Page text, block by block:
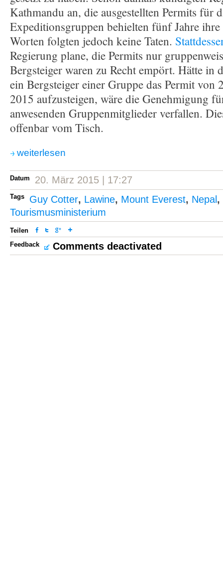
Kathmandu an, die ausgestellten Permits für
Expeditionsgruppen behielten fünf Jahre
Worten folgten jedoch keine Taten.
Regierung plane, die Permits nur
Bergsteiger waren zu Recht empört. Hätte in
ein Bergsteiger einer Gruppe das Permit von
2015 aufzusteigen, wäre die Genehmigung
anwesenden Gruppenmitglieder verfallen.
offenbar vom Tisch.
weiterlesen
Datum 20. März 2015 | 17:27
Tags Guy Cotter, Lawine, Mount Everest, Nepal ,
Tourismusministerium
Teilen
Feedback
Comments deactivated